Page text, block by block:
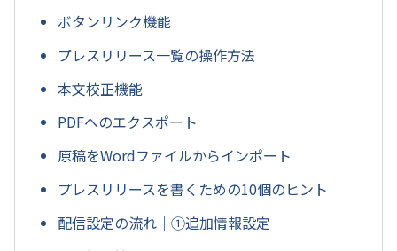
ボタンリンク機能
プレスリリース一覧の操作方法
本文校正機能
PDFへのエクスポート
原稿をWordファイルからインポート
プレスリリースを書くための10個のヒント
配信設定の流れ｜①追加情報設定